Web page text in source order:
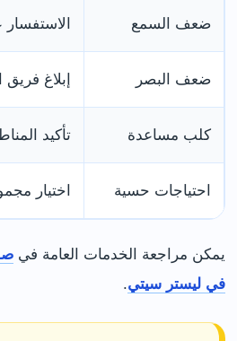
ضعف السمع
ضعف البصر إبلاغ
كلب مساعدة تأكيد
احتياجات حسية اختيار
يمكن مراجعة الخدمات العامة في
في ليستر سيتي.